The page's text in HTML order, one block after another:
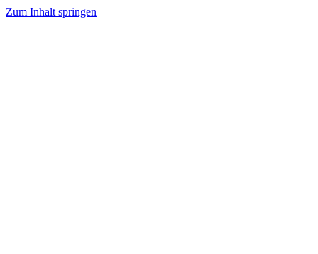
Zum Inhalt springen